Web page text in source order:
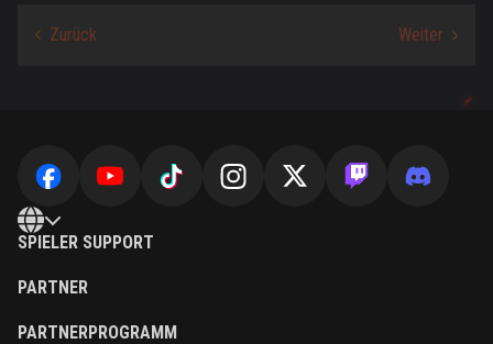
SPIELER SUPPORT
PARTNER
PARTNERPROGRAMM